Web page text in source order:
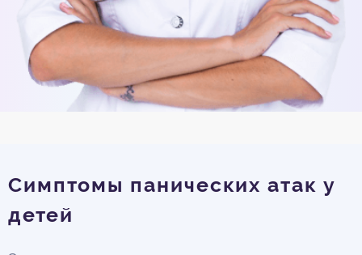
Симптомы панических атак у
детей